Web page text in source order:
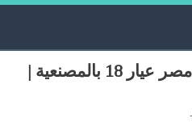
أسعار الذهب اليوم في مصر عيار 18 بالمصنعية |